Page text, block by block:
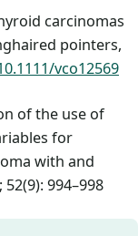
carcinomas
pointers,
vco12569
of the use of
for
with and
52(9): 994–998